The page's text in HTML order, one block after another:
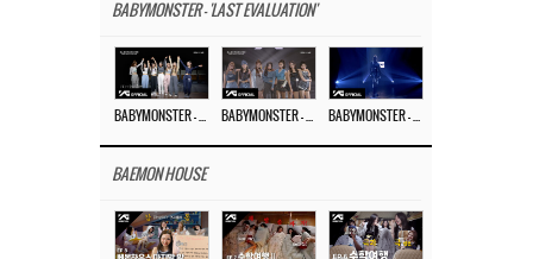
BABYMONSTER - 'LAST EVALUATION'
BAEMON HOUSE